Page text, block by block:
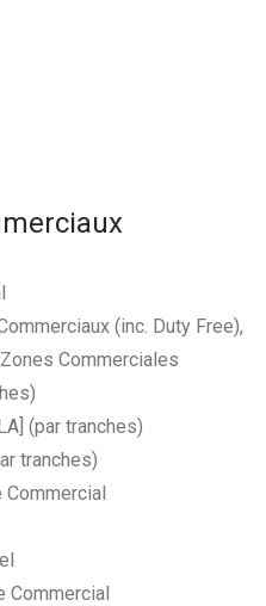
(inc. Duty Free),
Commerciales
(par tranches)
tranches)
Commercial
Commercial